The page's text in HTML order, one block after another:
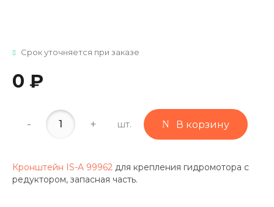
Срок уточняется при заказе
0 ₽
- + шт. В корзину
Кронштейн IS-A 99962 для крепления гидромотора с
редуктором, запасная часть.